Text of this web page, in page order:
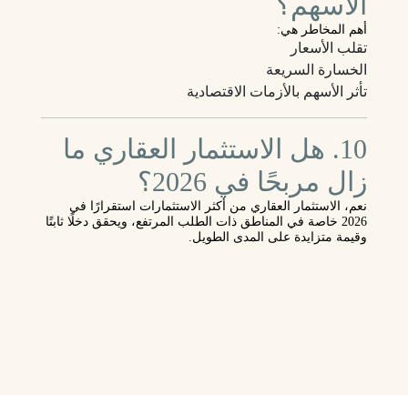
أهم المخاطر هي:
تقلب الأسعار
الخسارة السريعة
تأثر الأسهم بالأزمات الاقتصادية
10. هل الاستثمار العقاري ما
زال مربحًا في 2026؟
نعم، الاستثمار العقاري من أكثر الاستثمارات استقرارًا في
2026 خاصة في المناطق ذات الطلب المرتفع، ويحقق دخلًا ثابتًا
وقيمة متزايدة على المدى الطويل.